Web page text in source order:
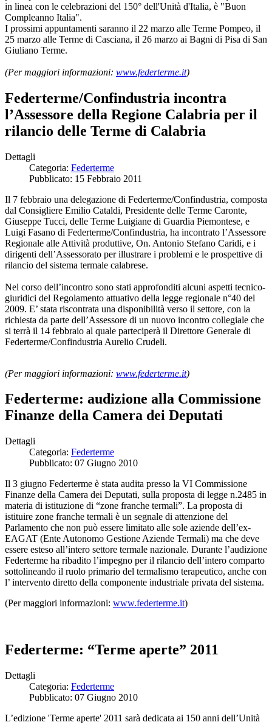
in linea con le celebrazioni del 150° dell'Unità d'Italia, è "Buon
Compleanno Italia".
I prossimi appuntamenti saranno il 22 marzo alle Terme Pompeo, il
25 marzo alle Terme di Casciana, il 26 marzo ai Bagni di Pisa di San
Giuliano Terme.
(Per maggiori informazioni: www.federterme.it)
Federterme/Confindustria incontra
l’Assessore della Regione Calabria per il
rilancio delle Terme di Calabria
Dettagli
Categoria: Federterme
Pubblicato: 15 Febbraio 2011
Il 7 febbraio una delegazione di Federterme/Confindustria, composta
dal Consigliere Emilio Cataldi, Presidente delle Terme Caronte,
Giuseppe Tucci, delle Terme Luigiane di Guardia Piemontese, e
Luigi Fasano di Federterme/Confindustria, ha incontrato l’Assessore
Regionale alle Attività produttive, On. Antonio Stefano Caridi, e i
dirigenti dell’Assessorato per illustrare i problemi e le prospettive di
rilancio del sistema termale calabrese.
Nel corso dell’incontro sono stati approfonditi alcuni aspetti tecnico-
giuridici del Regolamento attuativo della legge regionale n°40 del
2009. E’ stata riscontrata una disponibilità verso il settore, con la
richiesta da parte dell’Assessore di un nuovo incontro collegiale che
si terrà il 14 febbraio al quale parteciperà il Direttore Generale di
Federterme/Confindustria Aurelio Crudeli.
(Per maggiori informazioni: www.federterme.it)
Federterme: audizione alla Commissione
Finanze della Camera dei Deputati
Dettagli
Categoria: Federterme
Pubblicato: 07 Giugno 2010
Il 3 giugno Federterme è stata audita presso la VI Commissione
Finanze della Camera dei Deputati, sulla proposta di legge n.2485 in
materia di istituzione di “zone franche termali”. La proposta di
istituire zone franche termali è un segnale di attenzione del
Parlamento che non può essere limitato alle sole aziende dell’ex-
EAGAT (Ente Autonomo Gestione Aziende Termali) ma che deve
essere esteso all’intero settore termale nazionale. Durante l’audizione
Federterme ha ribadito l’impegno per il rilancio dell’intero comparto
sottolineando il ruolo primario del termalismo terapeutico, anche con
l’ intervento diretto della componente industriale privata del sistema.
(Per maggiori informazioni: www.federterme.it)
Federterme: “Terme aperte” 2011
Dettagli
Categoria: Federterme
Pubblicato: 07 Giugno 2010
L’edizione 'Terme aperte' 2011 sarà dedicata ai 150 anni dell’Unità